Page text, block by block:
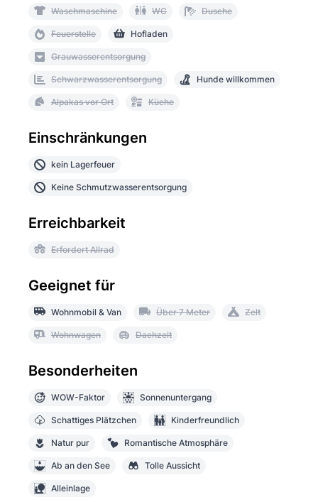
Waschmaschine WC Dusche
Feuerstelle Hofladen
Grauwasserentsorgung
Schwarzwasserentsorgung Hunde willkommen
Alpakas vor Ort Küche
Einschränkungen
kein Lagerfeuer
Keine Schmutzwasserentsorgung
Erreichbarkeit
Erfordert Allrad
Geeignet für
Wohnmobil & Van Über 7 Meter Zelt
Wohnwagen Dachzelt
Besonderheiten
WOW-Faktor Sonnenuntergang
Schattiges Plätzchen Kinderfreundlich
Natur pur Romantische Atmosphäre
Ab an den See Tolle Aussicht
Alleinlage